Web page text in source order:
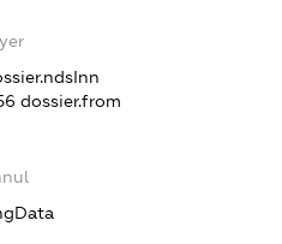
dossier.from